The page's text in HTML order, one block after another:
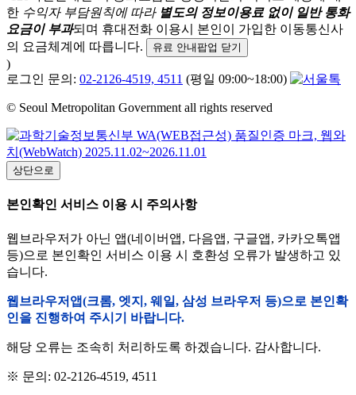
한 수익자 부담원칙에 따라 별도의 정보이용료 없이 일반 통화
요금이 부과되며 휴대전화 이용시 본인이 가입한 이동통신사
의 요금체계에 따릅니다.
유료 안내팝업 닫기
)
로그인 문의: 02-2126-4519, 4511 (평일 09:00~18:00)
© Seoul Metropolitan Government all rights reserved
상단으로
본인확인 서비스 이용 시 주의사항
웹브라우저가 아닌 앱(네이버앱, 다음앱, 구글앱, 카카오톡앱
등)으로 본인확인 서비스 이용 시 호환성 오류가 발생하고 있
습니다.
웹브라우저앱(크롬, 엣지, 웨일, 삼성 브라우저 등)으로 본인확
인을 진행하여 주시기 바랍니다.
해당 오류는 조속히 처리하도록 하겠습니다. 감사합니다.
※ 문의: 02-2126-4519, 4511